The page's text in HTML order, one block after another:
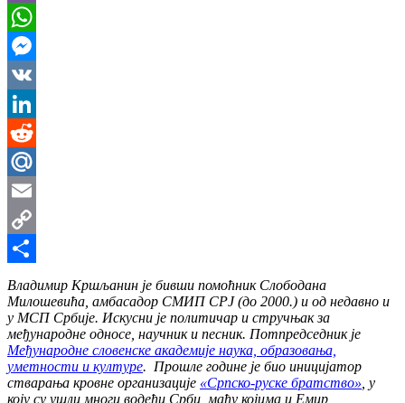
Viber
WhatsApp
Messenger
VK
LinkedIn
Reddit
Mail.Ru
Email
Copy
Link
Share
Владимир Кршљанин је бивши помоћник Слободана
Милошевића, амбасадор СМИП СРЈ (до 2000.) и од недавно и
у МСП Србије. Искусни је политичар и стручњак за
међународне односе, научник и песник. Потпредседник је
Међународне словенске академије наука, образовања,
уметности и културе. Прошле године је био иницијатор
стварања кровне организације «Српско-руске братство» , у
коју су ушли многи водећи Срби, мађу којима и Емир